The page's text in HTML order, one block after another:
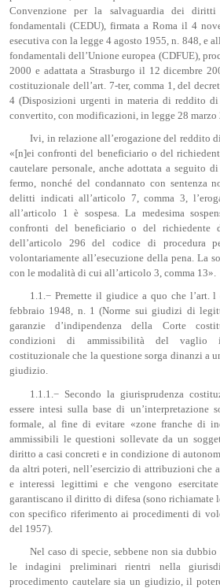
Convenzione per la salvaguardia dei
fondamentali (CEDU), firmata a Roma il 4
esecutiva con la legge 4 agosto 1955, n. 848, e
fondamentali dell’Unione europea (CDFUE),
2000 e adattata a Strasburgo il 12 dicembre
costituzionale dell’art. 7-ter, comma 1, del
4 (Disposizioni urgenti in materia di reddito
convertito, con modificazioni, in legge 28 marzo
Ivi, in relazione all’erogazione del reddito
«[n]ei confronti del beneficiario o del
cautelare personale, anche adottata a seguito
fermo, nonché del condannato con sentenza
delitti indicati all’articolo 7, comma 3,
all’articolo 1 è sospesa. La medesima
confronti del beneficiario o del richiedente
dell’articolo 296 del codice di procedura
volontariamente all’esecuzione della pena. La
con le modalità di cui all’articolo 3, comma 13».
1.1.− Premette il giudice a quo che l’art.
febbraio 1948, n. 1 (Norme sui giudizi di
garanzie d’indipendenza della Corte
condizioni di ammissibilità del vaglio
costituzionale che la questione sorga dinanzi a
giudizio.
1.1.1.− Secondo la giurisprudenza
essere intesi sulla base di un’interpretazione
formale, al fine di evitare «zone franche di
ammissibili le questioni sollevate da un
diritto a casi concreti e in condizione di
da altri poteri, nell’esercizio di attribuzioni che
e interessi legittimi e che vengono
garantiscano il diritto di difesa (sono richiamate
con specifico riferimento ai procedimenti di
del 1957).
Nel caso di specie, sebbene non sia
le indagini preliminari rientri nella
procedimento cautelare sia un giudizio, il